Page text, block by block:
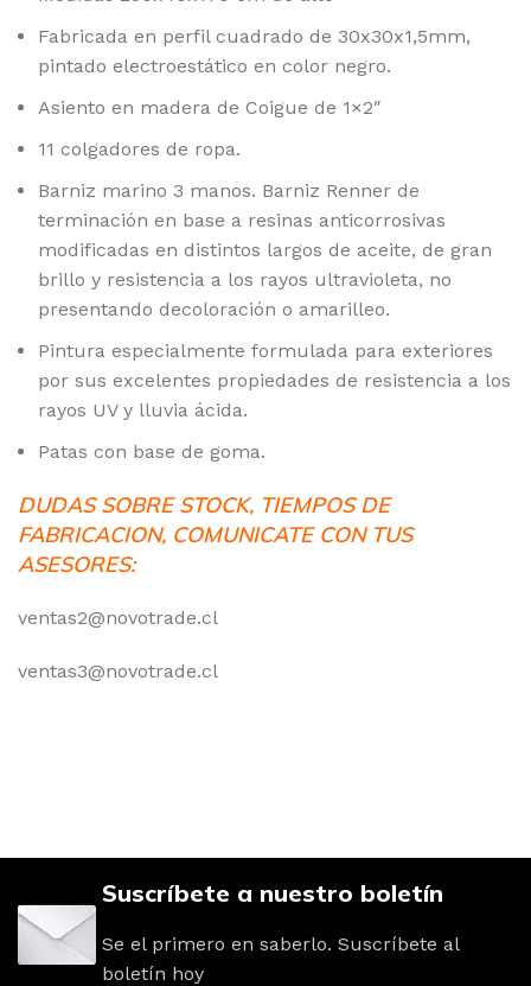
Fabricada en perfil cuadrado de 30x30x1,5mm,
pintado electroestático en color negro.
Asiento en madera de Coigue de 1×2″
11 colgadores de ropa.
Barniz marino 3 manos. Barniz Renner de
terminación en base a resinas anticorrosivas
modificadas en distintos largos de aceite, de gran
brillo y resistencia a los rayos ultravioleta, no
presentando decoloración o amarilleo.
Pintura especialmente formulada para exteriores
por sus excelentes propiedades de resistencia a los
rayos UV y lluvia ácida.
Patas con base de goma.
DUDAS SOBRE STOCK, TIEMPOS DE
FABRICACION, COMUNICATE CON TUS
ASESORES:
ventas2@novotrade.cl
ventas3@novotrade.cl
Suscríbete a nuestro boletín
Se el primero en saberlo. Suscríbete al
boletín hoy